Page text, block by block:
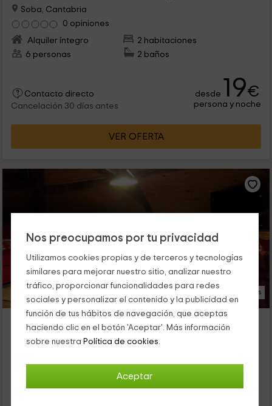
Nos preocupamos por tu privacidad
Utilizamos cookies propias y de terceros y tecnologías
similares para mejorar nuestro sitio, analizar nuestro
tráfico, proporcionar funcionalidades para redes
sociales y personalizar el contenido y la publicidad en
función de tus hábitos de navegación, que aceptas
haciendo clic en el botón 'Aceptar'. Más información
sobre nuestra Política de cookies.
Aceptar
Soba, Cantabria
0 opiniones
Alquiler íntegro
2 habitaciones
6 personas
2 baños
Contacto directo
Cancelación 30 días antes
desde 19€
persona y noche
VER OFERTA
18 Fotos
Casa La Higuera
0 opiniones
4 habitaciones